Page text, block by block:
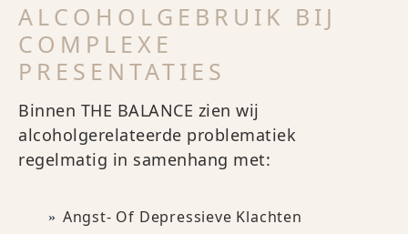
ALCOHOLGEBRUIK BIJ
COMPLEXE
PRESENTATIES
Binnen THE BALANCE zien wij
alcoholgerelateerde problematiek
regelmatig in samenhang met:
Angst- Of Depressieve Klachten